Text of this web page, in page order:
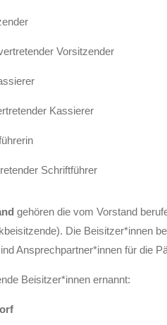
Vorsitzender
Kassierer
Schriftführer
gehören die vom Vorstand
Die Beisitzer*innen
Ansprechpartner*innen für die
Beisitzer*innen ernannt: